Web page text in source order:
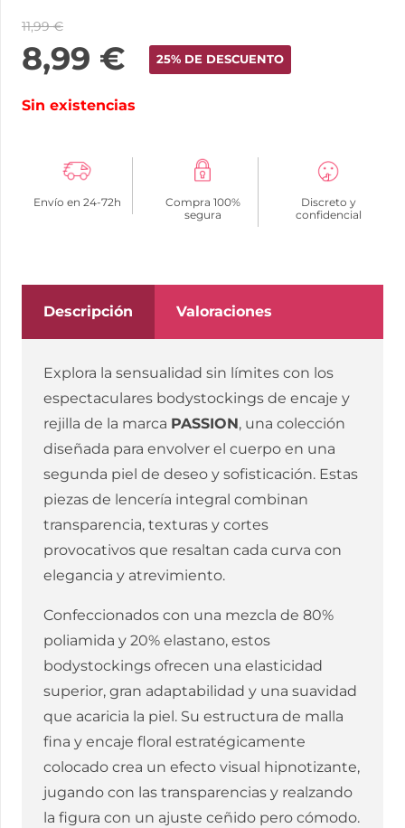
11,99€
8,99 € 25% DE DESCUENTO
Sin existencias
Envío en 24-72h
Compra 100%
segura
Discreto y
confidencial
Descripción Valoraciones
Explora la sensualidad sin límites con los
espectaculares bodystockings de encaje y
rejilla de la marca PASSION, una colección
diseñada para envolver el cuerpo en una
segunda piel de deseo y sofisticación. Estas
piezas de lencería integral combinan
transparencia, texturas y cortes
provocativos que resaltan cada curva con
elegancia y atrevimiento.
Confeccionados con una mezcla de 80%
poliamida y 20% elastano, estos
bodystockings ofrecen una elasticidad
superior, gran adaptabilidad y una suavidad
que acaricia la piel. Su estructura de malla
fina y encaje floral estratégicamente
colocado crea un efecto visual hipnotizante,
jugando con las transparencias y realzando
la figura con un ajuste ceñido pero cómodo.